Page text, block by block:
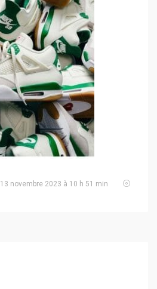
13 novembre 2023 à 10 h 51 min